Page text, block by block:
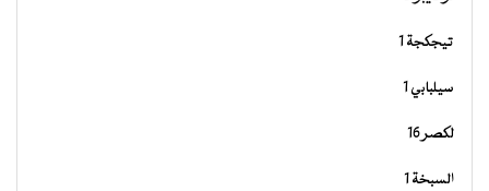
تيجكجة 1
سيلبابي 1
لكصر 16
السبخة 1